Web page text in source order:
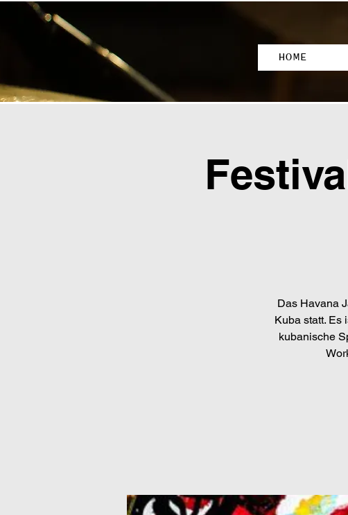
HOME
Das Havana
Kuba statt. Es
kubanische